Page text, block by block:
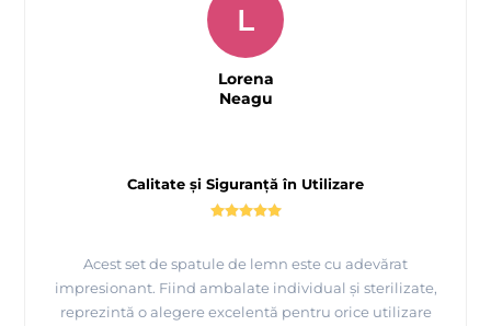
Calitate și Siguranță în Utilizare
Acest set de spatule de lemn este cu adevărat
impresionant. Fiind ambalate individual și sterilizate,
reprezintă o alegere excelentă pentru orice utilizare
L
Lorena
Neagu